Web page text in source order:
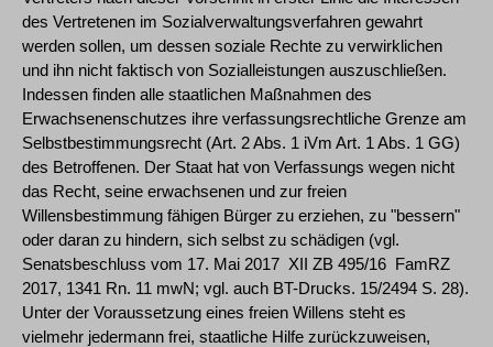
des Vertretenen im Sozialverwaltungsverfahren gewahrt
werden sollen, um dessen soziale Rechte zu verwirklichen
und ihn nicht faktisch von Sozialleistungen auszuschließen.
Indessen finden alle staatlichen Maßnahmen des
Erwachsenenschutzes ihre verfassungsrechtliche Grenze am
Selbstbestimmungsrecht (Art. 2 Abs. 1 iVm Art. 1 Abs. 1 GG)
des Betroffenen. Der Staat hat von Verfassungs wegen nicht
das Recht, seine erwachsenen und zur freien
Willensbestimmung fähigen Bürger zu erziehen, zu "bessern"
oder daran zu hindern, sich selbst zu schädigen (vgl.
Senatsbeschluss vom 17. Mai 2017 ­ XII ZB 495/16 ­ FamRZ
2017, 1341 Rn. 11 mwN; vgl. auch BT-Drucks. 15/2494 S. 28).
Unter der Voraussetzung eines freien Willens steht es
vielmehr jedermann frei, staatliche Hilfe zurückzuweisen,